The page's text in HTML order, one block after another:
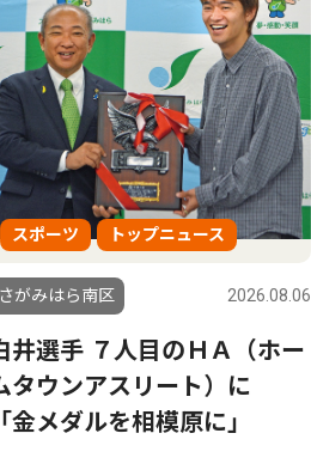
スポーツ トップニュース
さがみはら南区 2026.08.06
井選手 ７人目のＨＡ（ホー
タウンアスリート）に
「金メダルを相模原に」